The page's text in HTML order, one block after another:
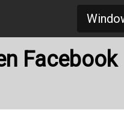
Facebook